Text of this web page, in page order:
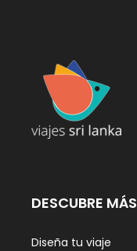
DESCUBRE MÁS
Diseña tu viaje